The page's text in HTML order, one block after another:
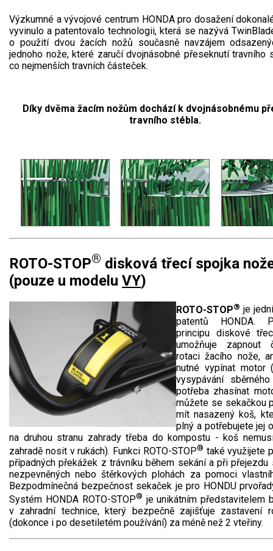
Výzkumné a vývojové centrum HONDA pro dosažení
vyvinulo a patentovalo technologii, která se nazývá
o použití dvou žacích nožů současně navzájem
jednoho nože, které zaručí dvojnásobné přeseknutí travního
co nejmenších travních částeček.
Díky dvěma žacím nožům dochází k dvojnásobnému
travního stébla.
ROTO-STOP® disková třecí spojka
(pouze u modelu VY)
ROTO-STOP® je
patentů HONDA.
principu diskové
umožňuje zapnout
rotaci žacího nože,
nutné vypínat motor
vysypávání
potřeba zhasínat
můžete se sekačkou
mít nasazený koš,
plný a potřebujete jej
na druhou stranu zahrady třeba do kompostu - koš
zahradě nosit v rukách). Funkci ROTO-STOP® také využijete
případných překážek z trávníku během sekání a při přejezdu
nezpevněných nebo štěrkových plohách za pomoci
Bezpodmínečná bezpečnost sekaček je pro HONDU
Systém HONDA ROTO-STOP® je unikátním představitelem
v zahradní technice, který bezpečně zajišťuje zastavení
(dokonce i po desetiletém používání) za méně než 2 vteřiny.